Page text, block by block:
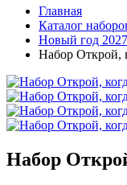
Главная
Каталог
Новый год 2027
Набор Открой,
Набор